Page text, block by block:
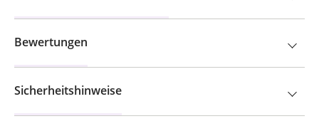
Bewertungen
Sicherheitshinweise